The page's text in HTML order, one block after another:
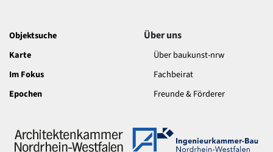
Objektsuche
Karte
Im Fokus
Epochen
Über uns
Über baukunst-nrw
Fachbeirat
Freunde & Förderer